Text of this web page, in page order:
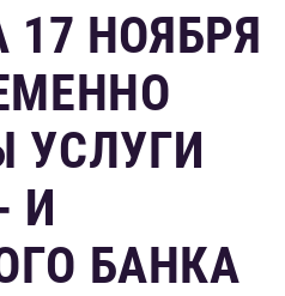
НОЯБРЯ
УСЛУГИ
И
БАНКА